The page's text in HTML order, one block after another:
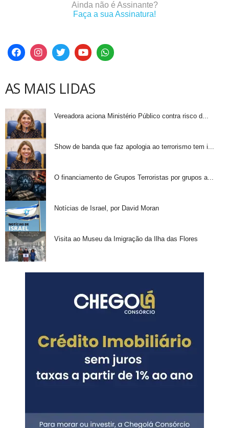
Ainda não é Assinante?
Faça a sua Assinatura!
AS MAIS LIDAS
Vereadora aciona Ministério Público contra risco d...
Show de banda que faz apologia ao terrorismo tem i...
O financiamento de Grupos Terroristas por grupos a...
Notícias de Israel, por David Moran
Visita ao Museu da Imigração da Ilha das Flores